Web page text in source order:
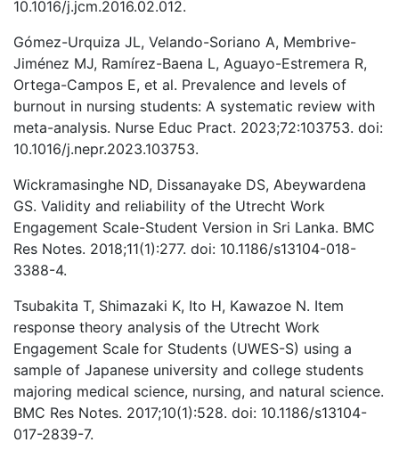
10.1016/j.jcm.2016.02.012.
Gómez-Urquiza JL, Velando-Soriano A, Membrive-
Jiménez MJ, Ramírez-Baena L, Aguayo-Estremera R,
Ortega-Campos E, et al. Prevalence and levels of
burnout in nursing students: A systematic review with
meta-analysis. Nurse Educ Pract. 2023;72:103753. doi:
10.1016/j.nepr.2023.103753.
Wickramasinghe ND, Dissanayake DS, Abeywardena
GS. Validity and reliability of the Utrecht Work
Engagement Scale-Student Version in Sri Lanka. BMC
Res Notes. 2018;11(1):277. doi: 10.1186/s13104-018-
3388-4.
Tsubakita T, Shimazaki K, Ito H, Kawazoe N. Item
response theory analysis of the Utrecht Work
Engagement Scale for Students (UWES-S) using a
sample of Japanese university and college students
majoring medical science, nursing, and natural science.
BMC Res Notes. 2017;10(1):528. doi: 10.1186/s13104-
017-2839-7.